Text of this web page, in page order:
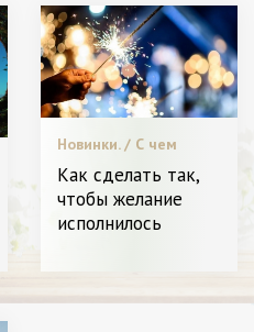
Новинки. / С чем
носить. / Битва
стилистов. / Диета и
питание. / Видео. /
Меняем образ. /
Женщина - Разное
Как сделать так,
чтобы желание
исполнилось